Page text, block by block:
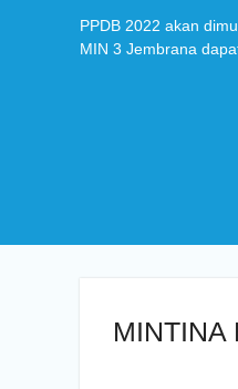
PPDB 2022 akan
MIN 3 Jembrana
MINTINA